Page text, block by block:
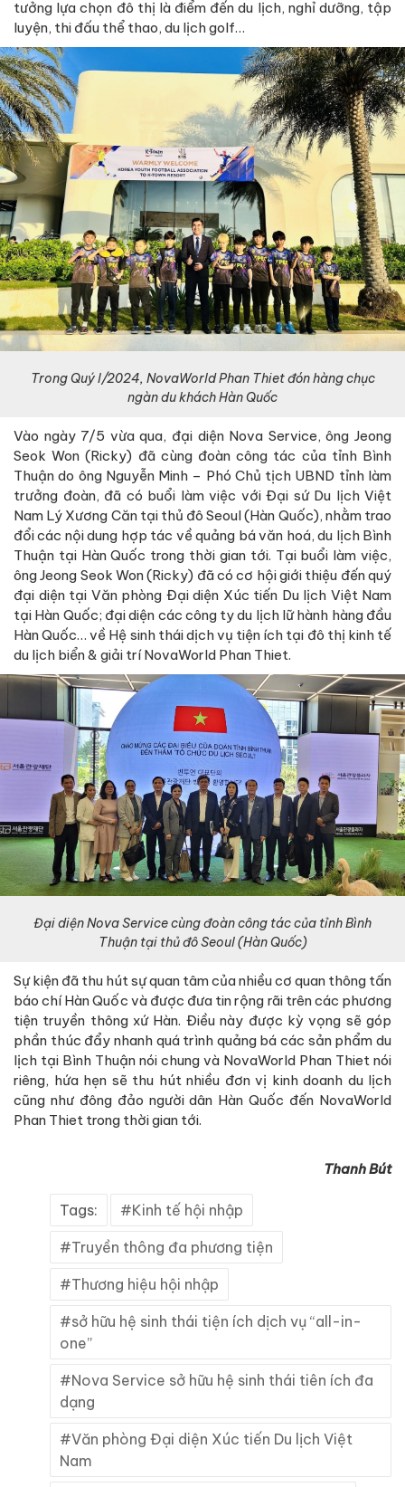
tưởng lựa chọn đô thị là điểm đến du lịch, nghỉ dưỡng, tập
luyện, thi đấu thể thao, du lịch golf…
Trong Quý I/2024, NovaWorld Phan Thiet đón hàng chục
ngàn du khách Hàn Quốc
Vào ngày 7/5 vừa qua, đại diện Nova Service, ông Jeong
Seok Won (Ricky) đã cùng đoàn công tác của tỉnh Bình
Thuận do ông Nguyễn Minh – Phó Chủ tịch UBND tỉnh làm
trưởng đoàn, đã có buổi làm việc với Đại sứ Du lịch Việt
Nam Lý Xương Căn tại thủ đô Seoul (Hàn Quốc), nhằm trao
đổi các nội dung hợp tác về quảng bá văn hoá, du lịch Bình
Thuận tại Hàn Quốc trong thời gian tới. Tại buổi làm việc,
ông Jeong Seok Won (Ricky) đã có cơ hội giới thiệu đến quý
đại diện tại Văn phòng Đại diện Xúc tiến Du lịch Việt Nam
tại Hàn Quốc; đại diện các công ty du lịch lữ hành hàng đầu
Hàn Quốc… về Hệ sinh thái dịch vụ tiện ích tại đô thị kinh tế
du lịch biển & giải trí NovaWorld Phan Thiet.
Đại diện Nova Service cùng đoàn công tác của tỉnh Bình
Thuận tại thủ đô Seoul (Hàn Quốc)
Sự kiện đã thu hút sự quan tâm của nhiều cơ quan thông tấn
báo chí Hàn Quốc và được đưa tin rộng rãi trên các phương
tiện truyền thông xứ Hàn. Điều này được kỳ vọng sẽ góp
phần thúc đẩy nhanh quá trình quảng bá các sản phẩm du
lịch tại Bình Thuận nói chung và NovaWorld Phan Thiet nói
riêng, hứa hẹn sẽ thu hút nhiều đơn vị kinh doanh du lịch
cũng như đông đảo người dân Hàn Quốc đến NovaWorld
Phan Thiet trong thời gian tới.
Thanh Bút
Tags: Kinh tế hội nhập
Truyền thông đa phương tiện
Thương hiệu hội nhập
sở hữu hệ sinh thái tiện ích dịch vụ “all-in-
one”
Nova Service sở hữu hệ sinh thái tiên ích đa
dạng
Văn phòng Đại diện Xúc tiến Du lịch Việt
Nam